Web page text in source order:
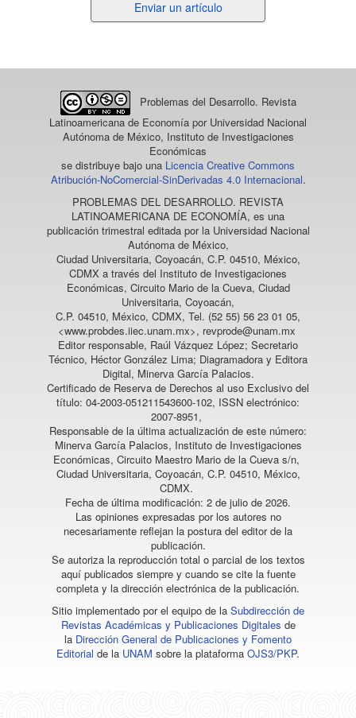
un
Enviar un artículo
Problemas del Desarrollo. Revista
Latinoamericana de Economía por Universidad Nacional
Autónoma de México, Instituto de Investigaciones
Económicas
se distribuye bajo una Licencia Creative Commons
Atribución-NoComercial-SinDerivadas 4.0 Internacional.
PROBLEMAS DEL DESARROLLO. REVISTA
LATINOAMERICANA DE ECONOMÍA, es una
publicación trimestral editada por la Universidad Nacional
Autónoma de México,
Ciudad Universitaria, Coyoacán, C.P. 04510, México,
CDMX a través del Instituto de Investigaciones
Económicas, Circuito Mario de la Cueva, Ciudad
Universitaria, Coyoacán,
C.P. 04510, México, CDMX, Tel. (52 55) 56 23 01 05,
<www.probdes.iiec.unam.mx>, revprode@unam.mx
Editor responsable, Raúl Vázquez López; Secretario
Técnico, Héctor González Lima; Diagramadora y Editora
Digital, Minerva García Palacios.
Certificado de Reserva de Derechos al uso Exclusivo del
título: 04-2003-051211543600-102, ISSN electrónico:
2007-8951,
Responsable de la última actualización de este número:
Minerva García Palacios, Instituto de Investigaciones
Económicas, Circuito Maestro Mario de la Cueva s/n,
Ciudad Universitaria, Coyoacán, C.P. 04510, México,
CDMX.
Fecha de última modificación: 2 de julio de 2026.
Las opiniones expresadas por los autores no
necesariamente reflejan la postura del editor de la
publicación.
Se autoriza la reproducción total o parcial de los textos
aquí publicados siempre y cuando se cite la fuente
completa y la dirección electrónica de la publicación.
Sitio implementado por el equipo de la Subdirección de
Revistas Académicas y Publicaciones Digitales de
la Dirección General de Publicaciones y Fomento
Editorial de la UNAM sobre la plataforma OJS3/PKP.